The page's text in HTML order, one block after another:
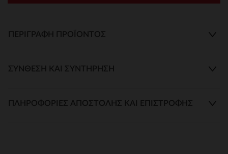
ΠΕΡΙΓΡΑΦΉ ΠΡΟΪΌΝΤΟΣ
ΣΎΝΘΕΣΗ ΚΑΙ ΣΥΝΤΉΡΗΣΗ
ΠΛΗΡΟΦΟΡΊΕΣ ΑΠΟΣΤΟΛΉΣ ΚΑΙ ΕΠΙΣΤΡΟΦΉΣ